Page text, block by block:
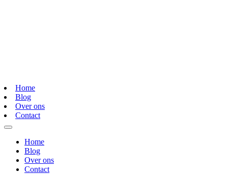
Home
Blog
Over ons
Contact
Home
Blog
Over ons
Contact